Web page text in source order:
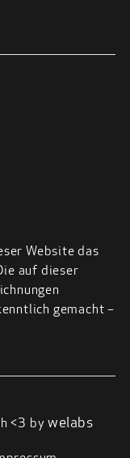
Website das
auf dieser
gemacht –
<3 bywelabs